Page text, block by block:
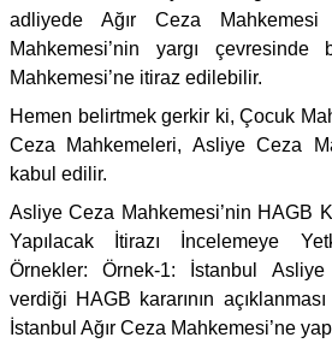
adliyede Ağır Ceza
Mahkemesi’nin yargı çevresinde
Mahkemesi’ne itiraz edilebilir.
Hemen belirtmek gerkir ki, Çocuk
Ceza Mahkemeleri, Asliye Ceza
kabul edilir.
Asliye Ceza Mahkemesi’nin HAGB
Yapılacak İtirazı İncelemeye
Örnekler: Örnek-1: İstanbul Asliye
verdiği HAGB kararının
İstanbul Ağır Ceza Mahkemesi’ne